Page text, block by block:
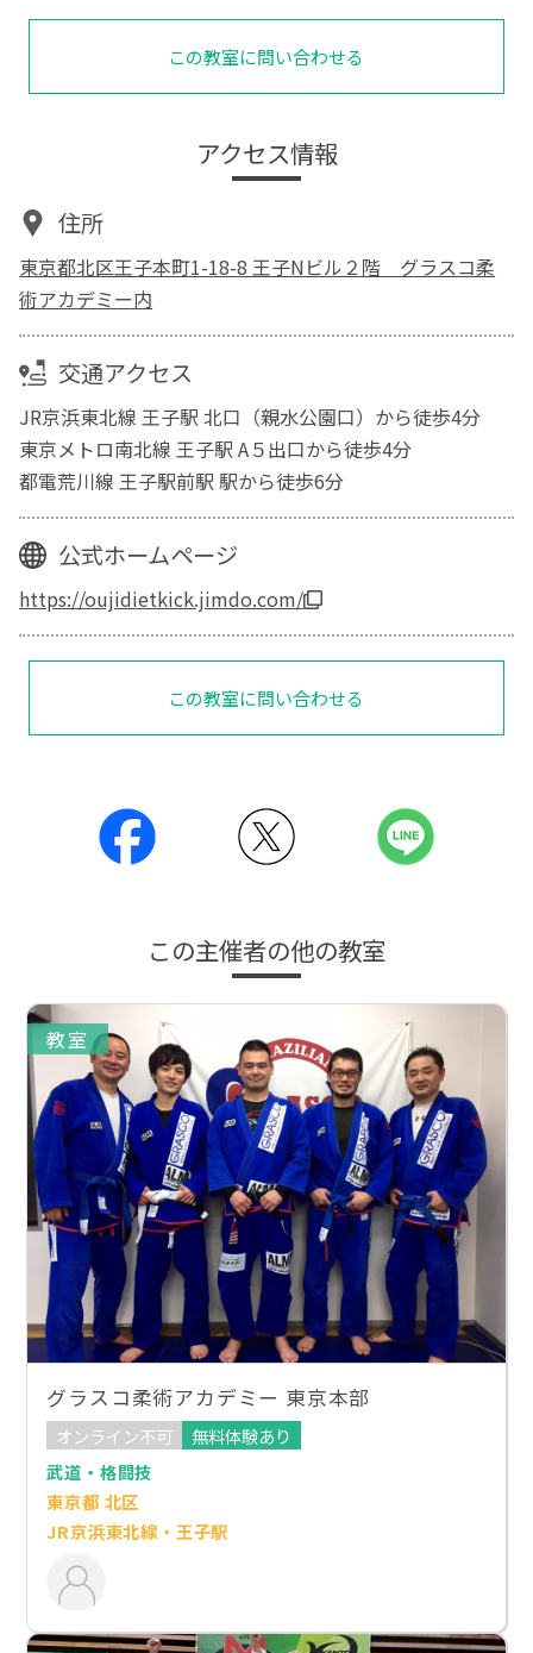
この教室に問い合わせる
アクセス情報
住所
東京都北区王子本町1-18-8 王子Nビル２階 グラスコ柔
術アカデミー内
交通アクセス
JR京浜東北線 王子駅 北口（親水公園口）から徒歩4分
東京メトロ南北線 王子駅 A５出口から徒歩4分
都電荒川線 王子駅前駅 駅から徒歩6分
公式ホームページ
https://oujidietkick.jimdo.com/
この教室に問い合わせる
この主催者の他の教室
教室
グラスコ柔術アカデミー 東京本部
オンライン不可
無料体験あり
武道・格闘技
東京都 北区
JR京浜東北線・王子駅